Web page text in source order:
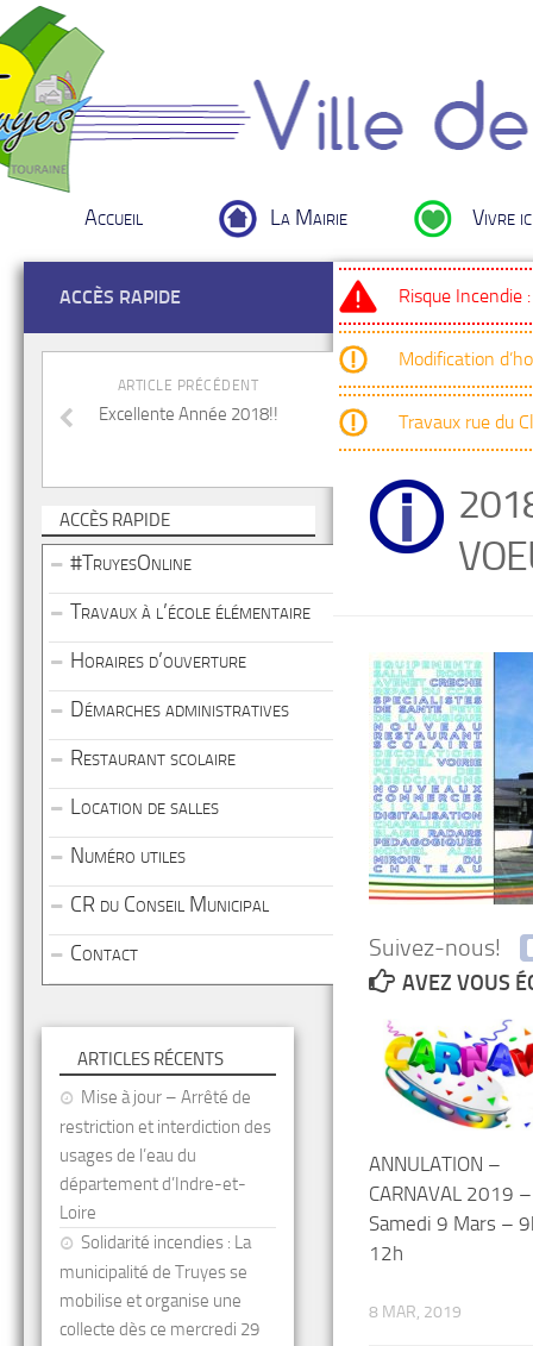
Accueil La Mairie Vivre
Risque Incendie
Modification
Travaux rue du
Suivez-nous!
AVEZ VOUS
ANNULATION –
CARNAVAL 2019 –
Samedi 9 Mars –
12h
8 MAR, 2019
ACCÈS RAPIDE
ARTICLE PRÉCÉDENT
Excellente Année 2018!!
ACCÈS RAPIDE
#TruyesOnline
Travaux à l’école élémentaire
Horaires d’ouverture
Démarches administratives
Restaurant scolaire
Location de salles
Numéro utiles
CR du Conseil Municipal
Contact
ARTICLES RÉCENTS
Mise à jour – Arrêté de
restriction et interdiction des
usages de l’eau du
département d’Indre-et-
Loire
Solidarité incendies : La
municipalité de Truyes se
mobilise et organise une
collecte dès ce mercredi 29